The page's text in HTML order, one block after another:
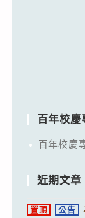
百年校慶
百年校慶
近期文章
置頂 公告